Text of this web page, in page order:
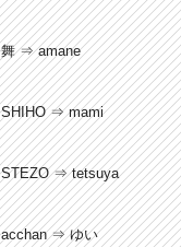
舞 ⇒ amane
SHIHO ⇒ mami
STEZO ⇒ tetsuya
acchan ⇒ ゆい